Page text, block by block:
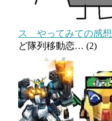
ス やってみての感想
ど隊列移動恋… (2)